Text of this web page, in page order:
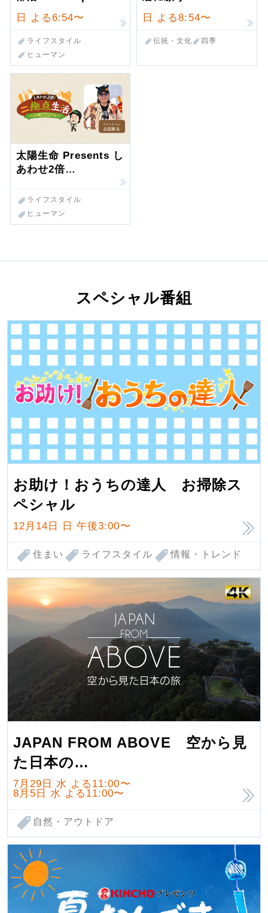
日
よる6:54〜
ライフスタイル
ヒューマン
日 よる8:54〜
伝統・文化 四季
太陽生命 Presents し
あわせ2倍…
ライフスタイル
ヒューマン
スペシャル番組
お助け！おうちの達人 お掃除ス
ペシャル
12月14日 日午後3:00〜
住まい ライフスタイル 情報・トレンド
JAPAN FROM ABOVE 空から見
た日本の…
7月29日 水 よる11:00〜
8月5日 水 よる11:00〜
自然・アウトドア